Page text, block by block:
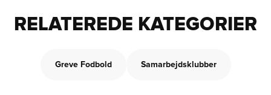
RELATEREDE KATEGORIER
Greve Fodbold Samarbejdsklubber